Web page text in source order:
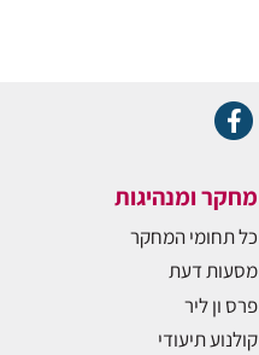
מחקר ומנהיגות
כל תחומי המחקר
מסעות דעת
פרס ון ליר
קולנוע תיעודי